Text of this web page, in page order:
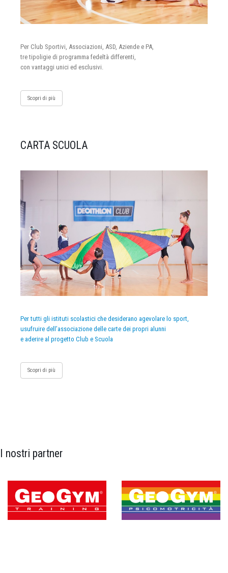
Per Club Sportivi, Associazioni, ASD, Aziende e PA,
tre tipoligie di programma fedeltà differenti,
con vantaggi unici ed esclusivi.
Scopri di più
CARTA SCUOLA
Per tutti gli istituti scolastici che desiderano agevolare lo sport,
usufruire dell’associazione delle carte dei propri alunni
e aderire al progetto Club e Scuola
Scopri di più
I nostri partner